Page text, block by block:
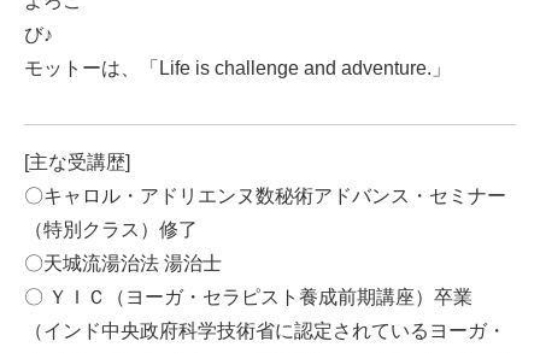
び♪
モットーは、「Life is challenge and adventure.」
[主な受講歴]
〇キャロル・アドリエンヌ数秘術アドバンス・セミナー
（特別クラス）修了
〇天城流湯治法 湯治士
〇 ＹＩＣ（ヨーガ・セラピスト養成前期講座）卒業
（インド中央政府科学技術省に認定されているヨーガ・